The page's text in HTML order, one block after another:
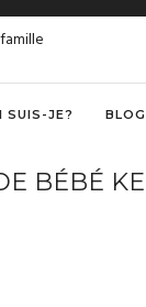
SUIS-JE? BLOG
BÉBÉ